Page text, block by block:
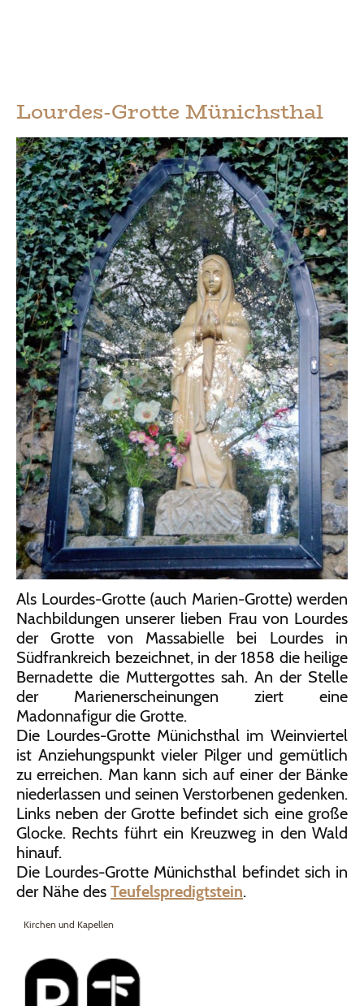
Lourdes-Grotte Münichsthal
Als Lourdes-Grotte (auch Marien-Grotte) werden
Nachbildungen unserer lieben Frau von Lourdes
der Grotte von Massabielle bei Lourdes in
Südfrankreich bezeichnet, in der 1858 die heilige
Bernadette die Muttergottes sah. An der Stelle
der Marienerscheinungen ziert eine
Madonnafigur die Grotte.
Die Lourdes-Grotte Münichsthal im Weinviertel
ist Anziehungspunkt vieler Pilger und gemütlich
zu erreichen. Man kann sich auf einer der Bänke
niederlassen und seinen Verstorbenen gedenken.
Links neben der Grotte befindet sich eine große
Glocke. Rechts führt ein Kreuzweg in den Wald
hinauf.
Die Lourdes-Grotte Münichsthal befindet sich in
der Nähe des Teufelspredigtstein.
Kirchen und Kapellen